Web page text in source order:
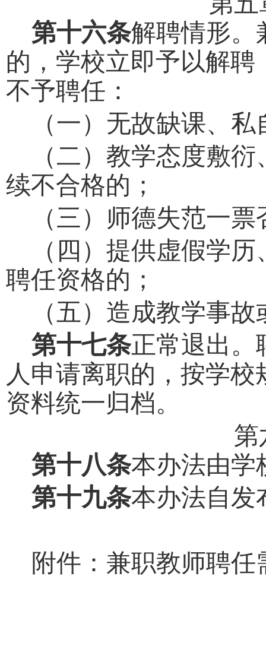
第十六条解聘情形。
的，学校立即予以解
不予聘任：
（一）无故缺课、
（二）教学态度敷
续不合格的；
（三）师德失范一票
（四）提供虚假学
聘任资格的；
（五）造成教学事
第十七条正常退出。
人申请离职的，按学
资料统一归档。
第
第十八条本办法由学
第十九条本办法自发
附件： 兼职教师聘任